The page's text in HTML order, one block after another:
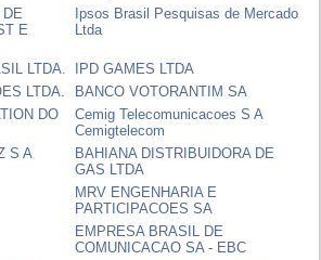
E
Ipsos Brasil Pesquisas de Mercado
Ltda
LTDA.
IPD GAMES LTDA
LTDA.
BANCO VOTORANTIM SA
DO
Cemig Telecomunicacoes S A
Cemigtelecom
S A
BAHIANA DISTRIBUIDORA DE
GAS LTDA
MRV ENGENHARIA E
PARTICIPACOES SA
EMPRESA BRASIL DE
COMUNICACAO SA - EBC